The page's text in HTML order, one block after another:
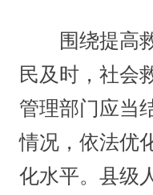
围绕提高救
民及时，社会
管理部门应当
情况，依法优
化水平。县级